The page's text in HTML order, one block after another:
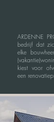
ARDENNE
bedrijf dat
elke
kiest voor
een